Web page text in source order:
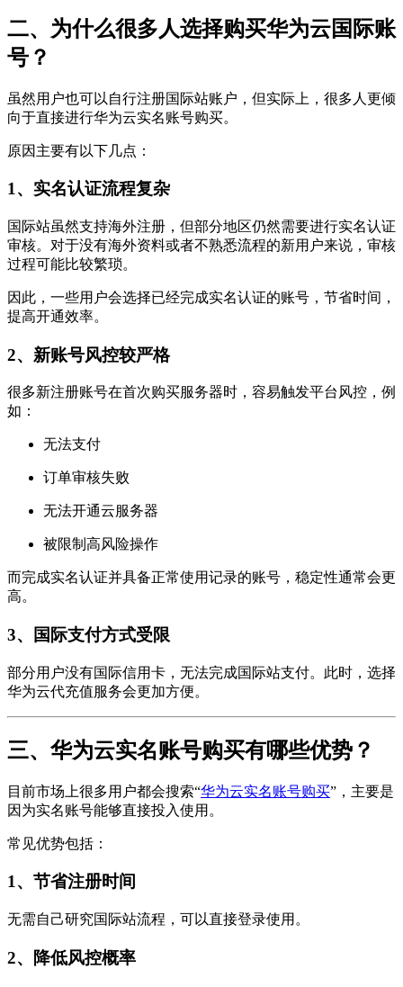
二、为什么很多人选择购买华为云国际账
号？
虽然用户也可以自行注册国际站账户，但实际上，很多人更倾
向于直接进行华为云实名账号购买。
原因主要有以下几点：
1、实名认证流程复杂
国际站虽然支持海外注册，但部分地区仍然需要进行实名认证
审核。对于没有海外资料或者不熟悉流程的新用户来说，审核
过程可能比较繁琐。
因此，一些用户会选择已经完成实名认证的账号，节省时间，
提高开通效率。
2、新账号风控较严格
很多新注册账号在首次购买服务器时，容易触发平台风控，例
如：
无法支付
订单审核失败
无法开通云服务器
被限制高风险操作
而完成实名认证并具备正常使用记录的账号，稳定性通常会更
高。
3、国际支付方式受限
部分用户没有国际信用卡，无法完成国际站支付。此时，选择
华为云代充值服务会更加方便。
三、华为云实名账号购买有哪些优势？
目前市场上很多用户都会搜索“华为云实名账号购买”，主要是
因为实名账号能够直接投入使用。
常见优势包括：
1、节省注册时间
无需自己研究国际站流程，可以直接登录使用。
2、降低风控概率